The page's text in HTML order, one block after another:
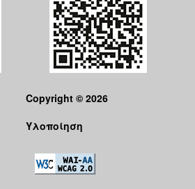
Copyright © 2026
Υλοποίηση